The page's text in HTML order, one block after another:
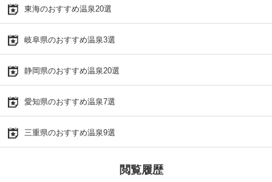
東海のおすすめ温泉20選
岐阜県のおすすめ温泉3選
静岡県のおすすめ温泉20選
愛知県のおすすめ温泉7選
三重県のおすすめ温泉9選
閲覧履歴